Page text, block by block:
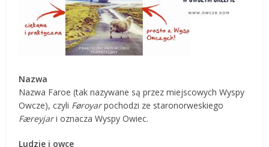
Nazwa
Nazwa Faroe (tak nazywane są przez miejscowych Wyspy
Owcze), czyli Føroyarpochodzi ze staronorweskiego
Færeyjari oznacza Wyspy Owiec.
Ludzie i owce